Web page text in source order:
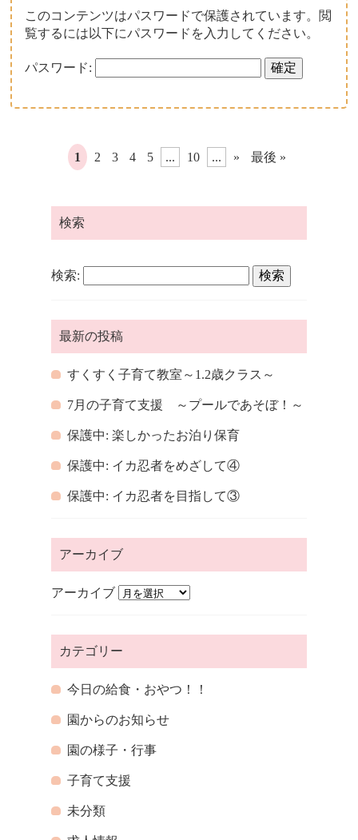
このコンテンツはパスワードで保護されています。閲
覧するには以下にパスワードを入力してください。
パスワード:
1 2 3 4 5 ... 10 ... » 最後 »
検索
検索:
最新の投稿
すくすく子育て教室～1.2歳クラス～
7月の子育て支援 ～プールであそぼ！～
保護中: 楽しかったお泊り保育
保護中: イカ忍者をめざして④
保護中: イカ忍者を目指して③
アーカイブ
アーカイブ
カテゴリー
今日の給食・おやつ！！
園からのお知らせ
園の様子・行事
子育て支援
未分類